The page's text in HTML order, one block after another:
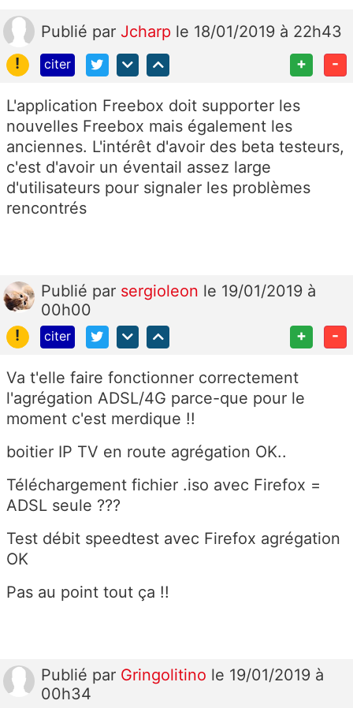
Publié par Jcharp le 18/01/2019 à 22h43
!
citer + -
L'application Freebox doit supporter les
nouvelles Freebox mais également les
anciennes. L'intérêt d'avoir des beta testeurs,
c'est d'avoir un éventail assez large
d'utilisateurs pour signaler les problèmes
rencontrés
Publié par sergioleon le 19/01/2019 à
00h00
!
citer + -
Va t'elle faire fonctionner correctement
l'agrégation ADSL/4G parce-que pour le
moment c'est merdique !!
boitier IP TV en route agrégation OK..
Téléchargement fichier .iso avec Firefox =
ADSL seule ???
Test débit speedtest avec Firefox agrégation
OK
Pas au point tout ça !!
Publié par Gringolitino le 19/01/2019 à
00h34